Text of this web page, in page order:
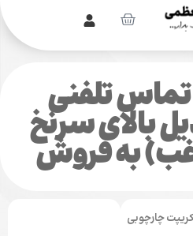
تلفنی
بالای سرنخ
به فروش
چارچوبی